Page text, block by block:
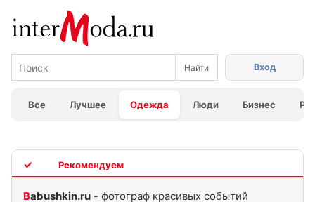
Все Лучшее Одежда Люди Бизнес
Вход
Babushkin.ru - фотограф красивых событий